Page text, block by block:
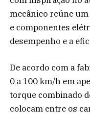
mecânico reúne
e componentes
desempenho e a
De acordo com a
0 a 100 km/h em
torque combinado
colocam entre os